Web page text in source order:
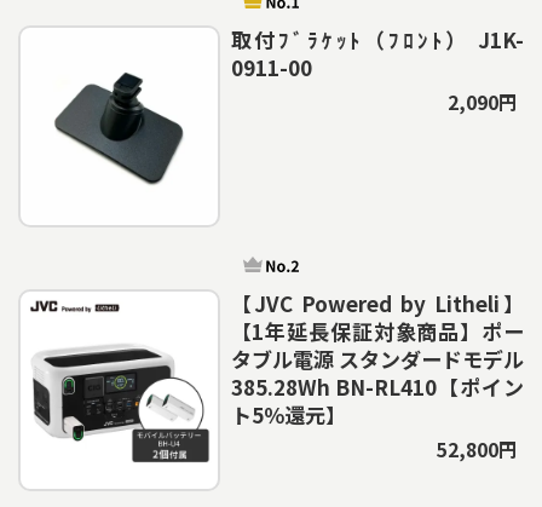
取付ﾌﾞﾗｹｯﾄ（ﾌﾛﾝﾄ） J1K-
0911-00
2,090円
【JVC Powered by Litheli】
【1年延長保証対象商品】ポー
タブル電源 スタンダードモデル
385.28Wh BN-RL410【ポイン
ト5％還元】
52,800円